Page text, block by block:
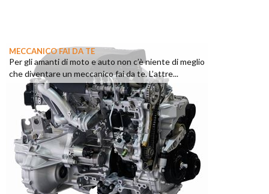
MECCANICO FAI DA TE
Per gli amanti di moto e auto non c’è niente di meglio
che diventare un meccanico fai da te. L’attre...